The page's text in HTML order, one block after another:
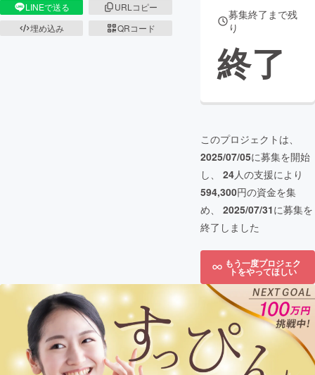
LINEで送る
URLコピー
埋め込み
QRコード
募集終了まで残
り
終了
このプロジェクトは、
2025/07/05に募集を開始
し、 24人の支援により
594,300円の資金を集
め、 2025/07/31に募集を
終了しました
もう一度プロジェク
トをやってほしい